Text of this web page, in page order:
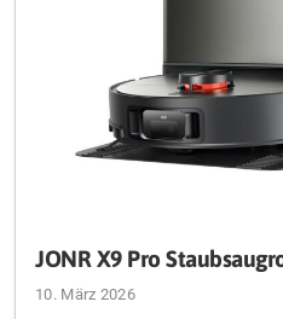
JONR X9 Pro
10. März 2026